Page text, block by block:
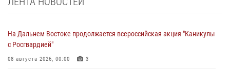
На Дальнем Востоке продолжается всероссийская акция "Каникулы
с Росгвардией"
08 августа 2026, 00:00 3